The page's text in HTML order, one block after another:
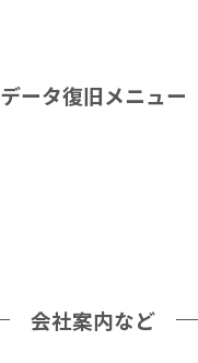
データ復旧メニュー
会社案内など